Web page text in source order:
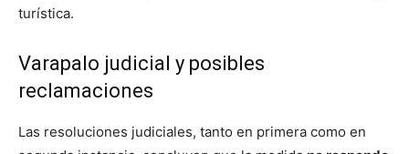
turística.
Varapalo judicial y posibles
reclamaciones
Las resoluciones judiciales, tanto en primera como en